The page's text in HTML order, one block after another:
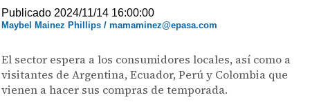
Publicado 2024/11/14 16:00:00
Maybel Mainez Phillips / mamaminez@epasa.com
El sector espera a los consumidores locales, así como a
visitantes de Argentina, Ecuador, Perú y Colombia que
vienen a hacer sus compras de temporada.